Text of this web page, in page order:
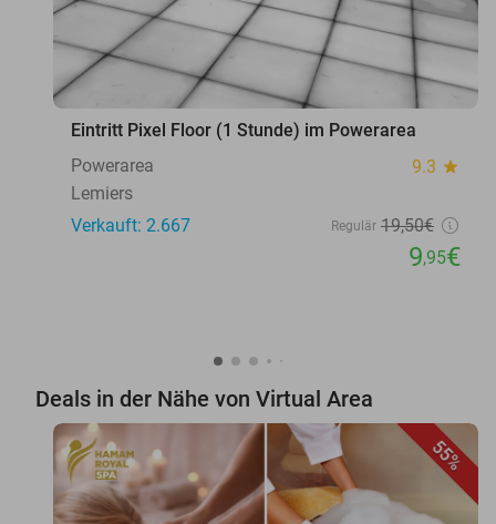
Eintritt Pixel Floor (1 Stunde) im Powerarea
Powerarea
9.3 star
Lemiers
Verkauft: 2.667
Regulär 19,50€
9,95€
Deals in der Nähe von Virtual Area
55%